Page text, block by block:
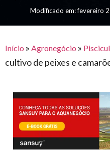
premiações
para
feira
offshore
civil
piscinas
automotivo
móveis,
calçados,
epi's
e logística
armazenagem
lonas
vida
caminhoneiro
Modificado em: fevereiro
Início » Agronegócio »
cultivo de peixes e